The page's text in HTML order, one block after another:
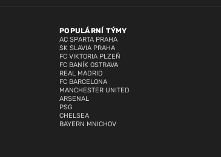
POPULÁRNÍ TÝMY
AC SPARTA PRAHA
SK SLAVIA PRAHA
FC VIKTORIA PLZEŇ
FC BANÍK OSTRAVA
REAL MADRID
FC BARCELONA
MANCHESTER UNITED
ARSENAL
PSG
CHELSEA
BAYERN MNICHOV